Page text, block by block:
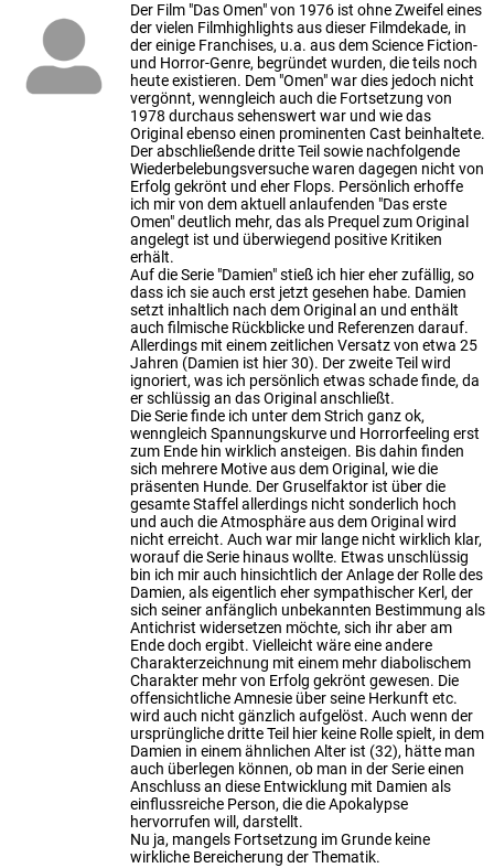
Der Film "Das Omen" von 1976 ist ohne Zweifel eines
der vielen Filmhighlights aus dieser Filmdekade, in
der einige Franchises, u.a. aus dem Science Fiction-
und Horror-Genre, begründet wurden, die teils noch
heute existieren. Dem "Omen" war dies jedoch nicht
vergönnt, wenngleich auch die Fortsetzung von
1978 durchaus sehenswert war und wie das
Original ebenso einen prominenten Cast beinhaltete.
Der abschließende dritte Teil sowie nachfolgende
Wiederbelebungsversuche waren dagegen nicht von
Erfolg gekrönt und eher Flops. Persönlich erhoffe
ich mir von dem aktuell anlaufenden "Das erste
Omen" deutlich mehr, das als Prequel zum Original
angelegt ist und überwiegend positive Kritiken
erhält.
Auf die Serie "Damien" stieß ich hier eher zufällig, so
dass ich sie auch erst jetzt gesehen habe. Damien
setzt inhaltlich nach dem Original an und enthält
auch filmische Rückblicke und Referenzen darauf.
Allerdings mit einem zeitlichen Versatz von etwa 25
Jahren (Damien ist hier 30). Der zweite Teil wird
ignoriert, was ich persönlich etwas schade finde, da
er schlüssig an das Original anschließt.
Die Serie finde ich unter dem Strich ganz ok,
wenngleich Spannungskurve und Horrorfeeling erst
zum Ende hin wirklich ansteigen. Bis dahin finden
sich mehrere Motive aus dem Original, wie die
präsenten Hunde. Der Gruselfaktor ist über die
gesamte Staffel allerdings nicht sonderlich hoch
und auch die Atmosphäre aus dem Original wird
nicht erreicht. Auch war mir lange nicht wirklich klar,
worauf die Serie hinaus wollte. Etwas unschlüssig
bin ich mir auch hinsichtlich der Anlage der Rolle des
Damien, als eigentlich eher sympathischer Kerl, der
sich seiner anfänglich unbekannten Bestimmung als
Antichrist widersetzen möchte, sich ihr aber am
Ende doch ergibt. Vielleicht wäre eine andere
Charakterzeichnung mit einem mehr diabolischem
Charakter mehr von Erfolg gekrönt gewesen. Die
offensichtliche Amnesie über seine Herkunft etc.
wird auch nicht gänzlich aufgelöst. Auch wenn der
ursprüngliche dritte Teil hier keine Rolle spielt, in dem
Damien in einem ähnlichen Alter ist (32), hätte man
auch überlegen können, ob man in der Serie einen
Anschluss an diese Entwicklung mit Damien als
einflussreiche Person, die die Apokalypse
hervorrufen will, darstellt.
Nu ja, mangels Fortsetzung im Grunde keine
wirkliche Bereicherung der Thematik.